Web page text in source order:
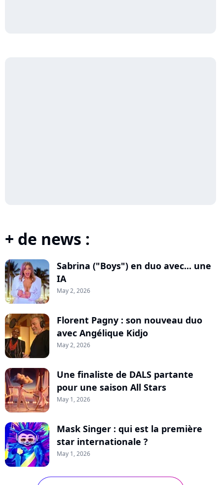
+ de news :
Sabrina ("Boys") en duo avec... une
IA
May 2, 2026
Florent Pagny : son nouveau duo
avec Angélique Kidjo
May 2, 2026
Une finaliste de DALS partante
pour une saison All Stars
May 1, 2026
Mask Singer : qui est la première
star internationale ?
May 1, 2026